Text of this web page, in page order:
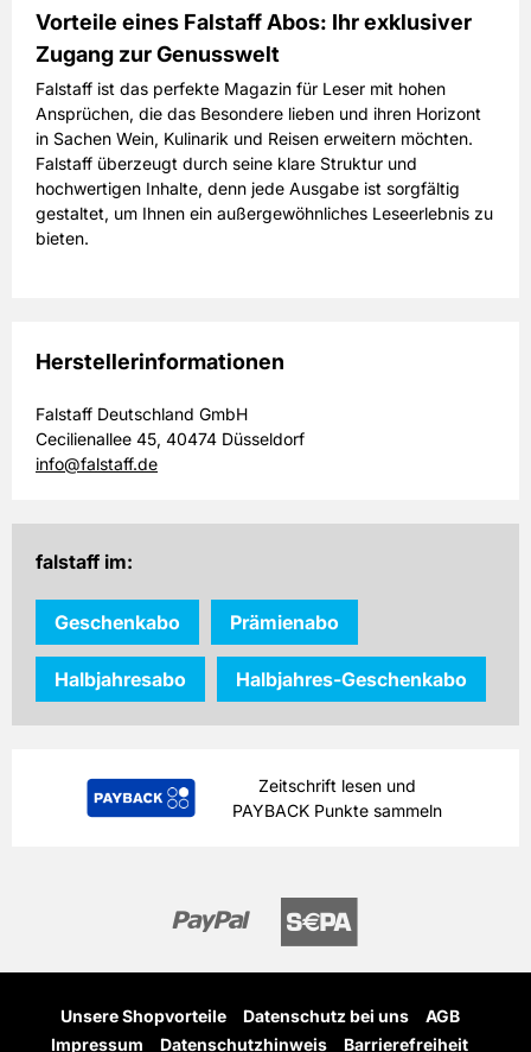
Vorteile eines Falstaff Abos: Ihr exklusiver
Zugang zur Genusswelt
Falstaff ist das perfekte Magazin für Leser mit hohen
Ansprüchen, die das Besondere lieben und ihren Horizont
in Sachen Wein, Kulinarik und Reisen erweitern möchten.
Falstaff überzeugt durch seine klare Struktur und
hochwertigen Inhalte, denn jede Ausgabe ist sorgfältig
gestaltet, um Ihnen ein außergewöhnliches Leseerlebnis zu
bieten.
Herstellerinformationen
Falstaff Deutschland GmbH
Cecilienallee 45, 40474 Düsseldorf
info@falstaff.de
falstaff im:
Geschenkabo Prämienabo
Halbjahresabo Halbjahres-Geschenkabo
Zeitschrift lesen und
PAYBACK Punkte sammeln
Unsere Shopvorteile Datenschutz bei uns
AGB
Impressum
Datenschutzhinweis Barrierefreiheit